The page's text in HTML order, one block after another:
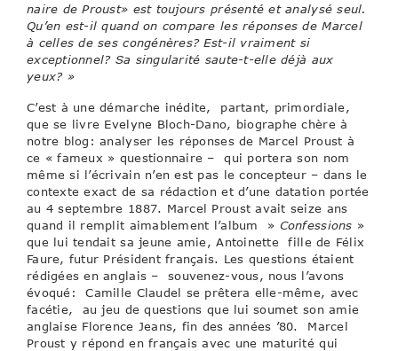
naire de Proust» est toujours présenté et analysé seul.
Qu’en est-il quand on compare les réponses de Marcel
à celles de ses congénères? Est-il vraiment si
exceptionnel? Sa singularité saute-t-elle déjà aux
yeux? »
C’est à une démarche inédite, partant, primordiale,
que se livre Evelyne Bloch-Dano, biographe chère à
notre blog: analyser les réponses de Marcel Proust à
ce « fameux » questionnaire – qui portera son nom
même si l’écrivain n’en est pas le concepteur – dans le
contexte exact de sa rédaction et d’une datation portée
au 4 septembre 1887. Marcel Proust avait seize ans
quand il remplit aimablement l’album » Confessions »
que lui tendait sa jeune amie, Antoinette fille de Félix
Faure, futur Président français. Les questions étaient
rédigées en anglais – souvenez-vous, nous l’avons
évoqué: Camille Claudel se prêtera elle-même, avec
facétie, au jeu de questions que lui soumet son amie
anglaise Florence Jeans, fin des années ’80. Marcel
Proust y répond en français avec une maturité qui